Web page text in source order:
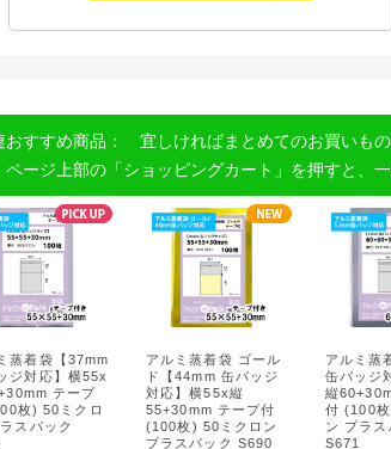
おすすめ商品： 宜しければまとめてのお買いも
ページ上部の「ショッピングカート」を押すと、
蒸着袋【37mm
ジ対応】横55x
テープ
枚) 50ミクロ
スパック
アルミ蒸着袋 ゴール
ド【44mm 缶バッジ
対応】横55x縦
55+30mm テープ付
(100枚) 50ミクロン
プラスパック S690
アルミ蒸
缶バッジ
縦
付 (100
ン プラス
S671